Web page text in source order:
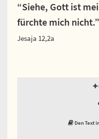
“Siehe, Gott ist
fürchte mich nicht.”
Jesaja 12,2a
Den Text